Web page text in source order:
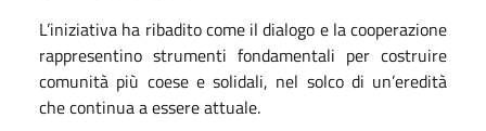
L’iniziativa ha ribadito come il dialogo e la cooperazione
rappresentino strumenti fondamentali per costruire
comunità più coese e solidali, nel solco di un’eredità
che continua a essere attuale.